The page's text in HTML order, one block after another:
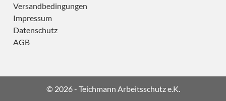
Versandbedingungen
Impressum
Datenschutz
AGB
© 2026 - Teichmann Arbeitsschutz e.K.